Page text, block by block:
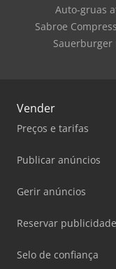
Auto-gruas
Sabroe
Vender
Preços e tarifas
Publicar anúncios
Gerir anúncios
Reservar publicidade
Selo de confiança